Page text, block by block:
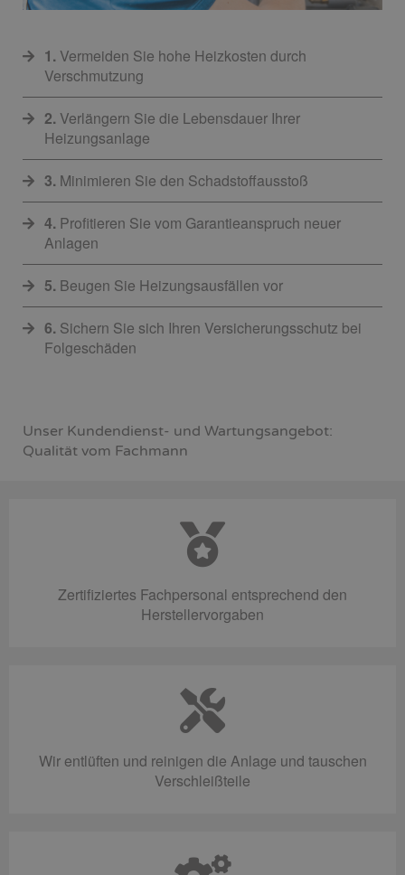
1.Vermeiden Sie hohe Heizkosten durch
Verschmutzung
2.Verlängern Sie die Lebensdauer Ihrer
Heizungsanlage
3.Minimieren Sie den Schadstoffausstoß
4.Profitieren Sie vom Garantieanspruch neuer
Anlagen
5.Beugen Sie Heizungsausfällen vor
6.Sichern Sie sich Ihren Versicherungsschutz bei
Folgeschäden
Unser Kundendienst- und Wartungsangebot:
Qualität vom Fachmann
Zertifiziertes Fachpersonal entsprechend den
Herstellervorgaben
Wir entlüften und reinigen die Anlage und tauschen
Verschleißteile